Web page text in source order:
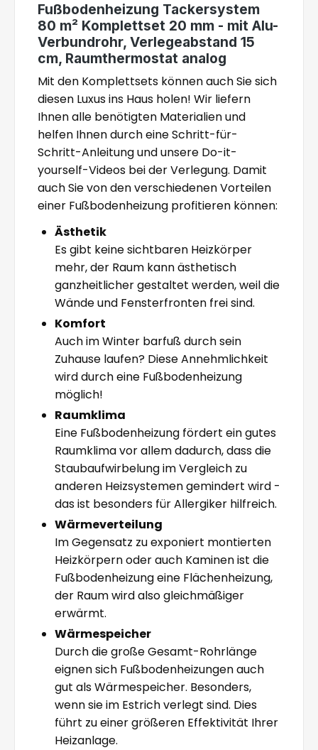
Fußbodenheizung Tackersystem
80 m² Komplettset 20 mm - mit Alu-
Verbundrohr, Verlegeabstand 15
cm, Raumthermostat analog
Mit den Komplettsets können auch Sie sich
diesen Luxus ins Haus holen! Wir liefern
Ihnen alle benötigten Materialien und
helfen Ihnen durch eine Schritt-für-
Schritt-Anleitung und unsere Do-it-
yourself-Videos bei der Verlegung. Damit
auch Sie von den verschiedenen Vorteilen
einer Fußbodenheizung profitieren können:
Ästhetik
Es gibt keine sichtbaren Heizkörper
mehr, der Raum kann ästhetisch
ganzheitlicher gestaltet werden, weil die
Wände und Fensterfronten frei sind.
Komfort
Auch im Winter barfuß durch sein
Zuhause laufen? Diese Annehmlichkeit
wird durch eine Fußbodenheizung
möglich!
Raumklima
Eine Fußbodenheizung fördert ein gutes
Raumklima vor allem dadurch, dass die
Staubaufwirbelung im Vergleich zu
anderen Heizsystemen gemindert wird -
das ist besonders für Allergiker hilfreich.
Wärmeverteilung
Im Gegensatz zu exponiert montierten
Heizkörpern oder auch Kaminen ist die
Fußbodenheizung eine Flächenheizung,
der Raum wird also gleichmäßiger
erwärmt.
Wärmespeicher
Durch die große Gesamt-Rohrlänge
eignen sich Fußbodenheizungen auch
gut als Wärmespeicher. Besonders,
wenn sie im Estrich verlegt sind. Dies
führt zu einer größeren Effektivität Ihrer
Heizanlage.